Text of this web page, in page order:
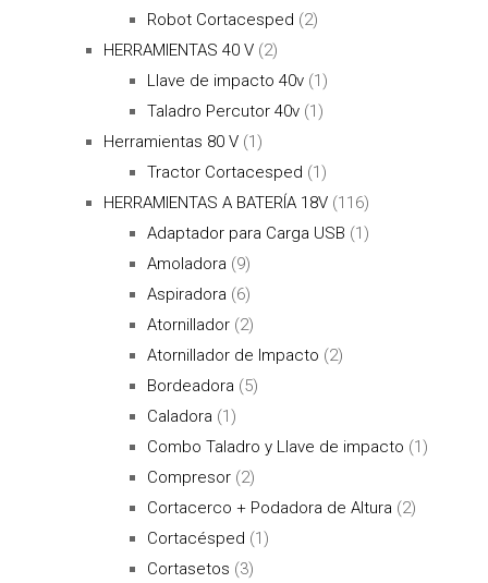
Robot Cortacesped (2)
HERRAMIENTAS 40 V (2)
Llave de impacto 40v (1)
Taladro Percutor 40v (1)
Herramientas 80 V (1)
Tractor Cortacesped (1)
HERRAMIENTAS A BATERÍA 18V (116)
Adaptador para Carga USB (1)
Amoladora (9)
Aspiradora (6)
Atornillador (2)
Atornillador de Impacto (2)
Bordeadora (5)
Caladora (1)
Combo Taladro y Llave de impacto (1)
Compresor (2)
Cortacerco + Podadora de Altura (2)
Cortacésped (1)
Cortasetos (3)